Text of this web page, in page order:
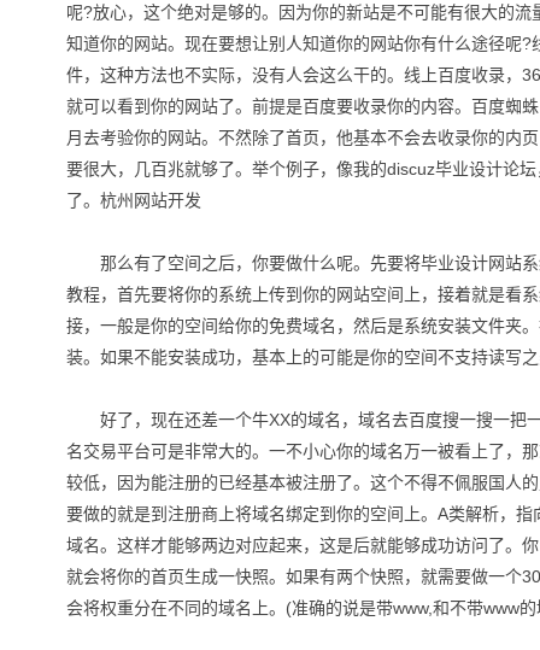
呢?放心，这个绝对是够的。因为你的新站是不可能有很大的
知道你的网站。现在要想让别人知道你的网站你有什么途径呢
件，这种方法也不实际，没有人会这么干的。线上百度收录，
就可以看到你的网站了。前提是百度要收录你的内容。百度蜘
月去考验你的网站。不然除了首页，他基本不会去收录你的内
要很大，几百兆就够了。举个例子，像我的discuz毕业设计论
了。杭州网站开发
那么有了空间之后，你要做什么呢。先要将毕业设计网站系
教程，首先要将你的系统上传到你的网站空间上，接着就是看
接，一般是你的空间给你的免费域名，然后是系统安装文件夹
装。如果不能安装成功，基本上的可能是你的空间不支持读写
好了，现在还差一个牛XX的域名，域名去百度搜一搜一把
名交易平台可是非常大的。一不小心你的域名万一被看上了，
较低，因为能注册的已经基本被注册了。这个不得不佩服国人
要做的就是到注册商上将域名绑定到你的空间上。A类解析，
域名。这样才能够两边对应起来，这是后就能够成功访问了。
就会将你的首页生成一快照。如果有两个快照，就需要做一个
会将权重分在不同的域名上。(准确的说是带www,和不带www